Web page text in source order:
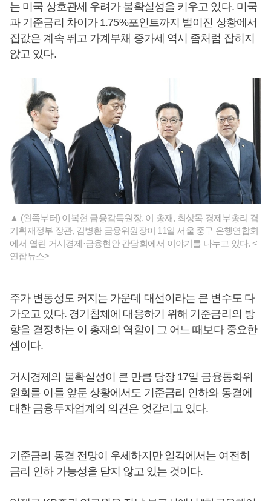
는 미국 상호관세 우려가 불확실성을 키우고 있다. 미국
과 기준금리 차이가 1.75%포인트까지 벌이진 상황에서
집값은 계속 뛰고 가계부채 증가세 역시 좀처럼 잡히지
않고 있다.
▲ (왼쪽부터) 이복현 금융감독원장, 이 총재, 최상목 경제부총리 겸
기획재정부 장관, 김병환 금융위원장이 11일 서울 중구 은행연합회
에서 열린 거시경제·금융현안 간담회에서 이야기를 나누고 있다. <
연합뉴스>
주가 변동성도 커지는 가운데 대선이라는 큰 변수도 다
가오고 있다. 경기침체에 대응하기 위해 기준금리의 방
향을 결정하는 이 총재의 역할이 그 어느 때보다 중요한
셈이다.
거시경제의 불확실성이 큰 만큼 당장 17일 금융통화위
원회를 이틀 앞둔 상황에서도 기준금리 인하와 동결에
대한 금융투자업계의 의견은 엇갈리고 있다.
기준금리 동결 전망이 우세하지만 일각에서는 여전히
금리 인하 가능성을 닫지 않고 있는 것이다.